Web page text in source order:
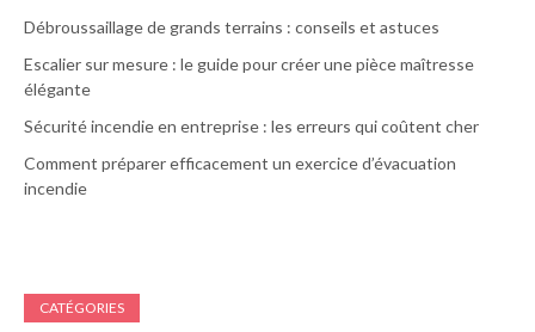
Débroussaillage de grands terrains : conseils et astuces
Escalier sur mesure : le guide pour créer une pièce maîtresse
élégante
Sécurité incendie en entreprise : les erreurs qui coûtent cher
Comment préparer efficacement un exercice d’évacuation
incendie
CATÉGORIES